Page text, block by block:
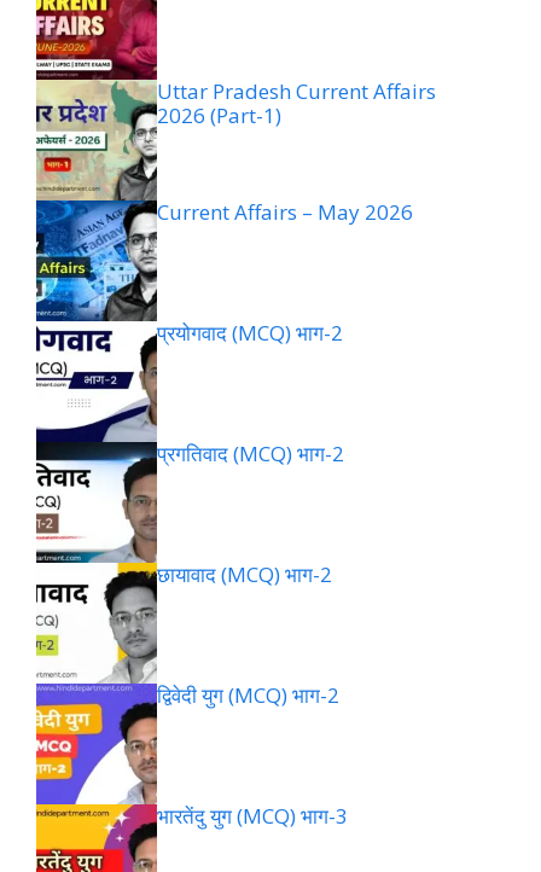
Uttar Pradesh Current Affairs
2026 (Part-1)
Current Affairs – May 2026
प्रयोगवाद (MCQ) भाग-2
प्रगतिवाद (MCQ) भाग-2
छायावाद (MCQ) भाग-2
द्विवेदी युग (MCQ) भाग-2
भारतेंदु युग (MCQ) भाग-3